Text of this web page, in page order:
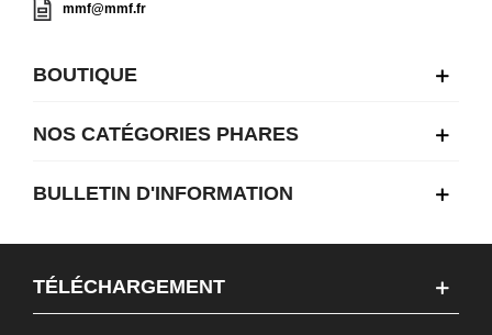
mmf@mmf.fr
BOUTIQUE
NOS CATÉGORIES PHARES
BULLETIN D'INFORMATION
TÉLÉCHARGEMENT